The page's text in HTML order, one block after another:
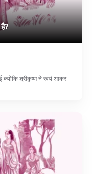
है?
क्योंकि श्रीकृष्ण ने स्वयं आकर